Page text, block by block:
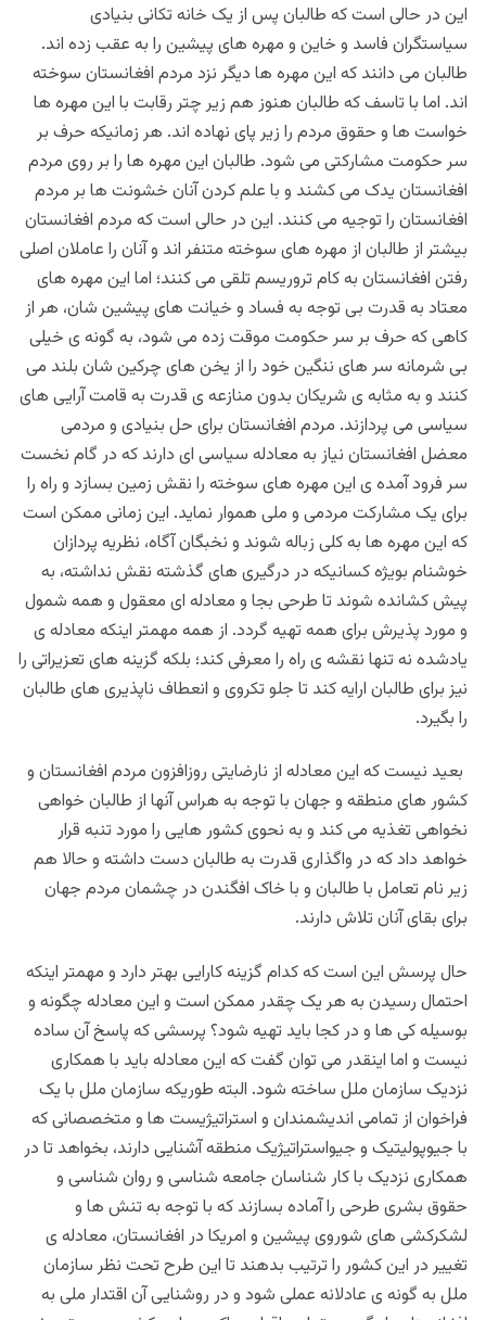
این در حالی است که طالبان پس از یک خانه تکانی بنیادی
سیاستگران فاسد و خاین و مهره های پیشین را به عقب زده اند.
طالبان می دانند که این مهره ها دیگر نزد مردم افغانستان سوخته
اند. اما با تاسف که طالبان هنوز هم زیر چتر رقابت با این مهره ها
خواست ها و حقوق مردم را زیر پای نهاده اند. هر زمانیکه حرف بر
سر حکومت مشارکتی می شود. طالبان این مهره ها را بر روی مردم
افغانستان یدک می کشند و با علم کردن آنان خشونت ها بر مردم
افغانستان را توجیه می کنند. این در حالی است که مردم افغانستان
بیشتر از طالبان از مهره های سوخته متنفر اند و آنان را عاملان اصلی
رفتن افغانستان به کام تروریسم تلقی می کنند؛ اما این مهره های
معتاد به قدرت بی توجه به فساد و خیانت های پیشین شان، هر از
کاهی که حرف بر سر حکومت موقت زده می شود، به گونه ی خیلی
بی شرمانه سر های ننگین خود را از یخن های چرکین شان بلند می
کنند و به مثابه ی شریکان بدون منازعه ی قدرت به قامت آرایی های
سیاسی می پردازند. مردم افغانستان برای حل بنیادی و مردمی
معضل افغانستان نیاز به معادله سیاسی ای دارند که در گام نخست
سر فرود آمده ی این مهره های سوخته را نقش زمین بسازد و راه را
برای یک مشارکت مردمی و ملی هموار نماید. این زمانی ممکن است
که این مهره ها به کلی زباله شوند و نخبگان آگاه، نظریه پردازان
خوشنام بویژه کسانیکه در درگیری های گذشته نقش نداشته، به
پیش کشانده شوند تا طرحی بجا و معادله ای معقول و همه شمول
و مورد پذیرش برای همه تهیه گردد. از همه مهمتر اینکه معادله ی
یادشده نه تنها نقشه ی راه را معرفی کند؛ بلکه گزینه های تعزیراتی را
نیز برای طالبان ارايه کند تا جلو تکروی و انعطاف ناپذیری های طالبان
را بگیرد.
بعید نیست که این معادله از نارضایتی روزافزون مردم افغانستان و
کشور های منطقه و جهان با توجه به هراس آنها از طالبان خواهی
نخواهی تغذیه می کند و به نحوی کشور هایی را مورد تنبه قرار
خواهد داد که در واگذاری قدرت به طالبان دست داشته و حالا هم
زیر نام تعامل با طالبان و با خاک افگندن در چشمان مردم جهان
برای بقای آنان تلاش دارند.
حال پرسش این است که کدام گزینه کارایی بهتر دارد و مهمتر اینکه
احتمال رسیدن به هر یک چقدر ممکن است و این معادله چگونه و
بوسیله کی ها و در کجا باید تهیه شود؟ پرسشی که پاسخ آن ساده
نیست و اما اینقدر می توان گفت که این معادله باید با همکاری
نزدیک سازمان ملل ساخته شود. البته طوریکه سازمان ملل با یک
فراخوان از تمامی اندیشمندان و استراتیژیست ها و متخصصانی که
با جیوپولیتیک و جیواستراتیژیک منطقه آشنایی دارند، بخواهد تا در
همکاری نزدیک با کار شناسان جامعه شناسی و روان شناسی و
حقوق بشری طرحی را آماده بسازند که با توجه به‌ تنش ها و
لشکرکشی های شوروی پیشین و امریکا در افغانستان، معادله ی
تغییر در این کشور را ترتیب بدهند تا این طرح تحت نظر سازمان
ملل به گونه ی عادلانه عملی شود و در روشنایی آن اقتدار ملی به